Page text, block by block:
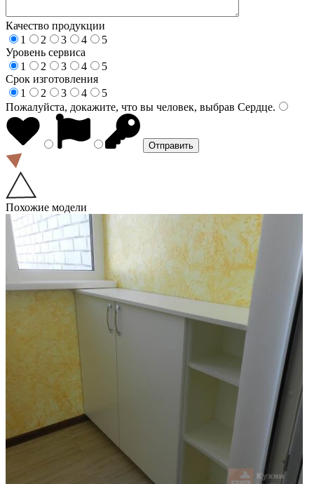
Качество продукции
1
2 3 4
5
Уровень сервиса
1
2 3 4
5
Срок изготовления
1
2 3 4
5
Пожалуйста, докажите, что вы человек, выбрав Сердце.
Похожие модели